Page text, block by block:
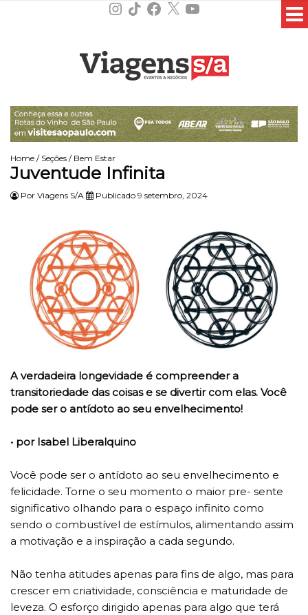
Instagram
TikTokFacebook
X YouTube
Home / Seções / Bem Estar
Juventude Infinita
Por Viagens S/A Publicado 9 setembro, 2024
A verdadeira longevidade é compreender a
transitoriedade das coisas e se divertir com elas. Você
pode ser o antídoto ao seu envelhecimento!
• por Isabel Liberalquino
Você pode ser o antídoto ao seu envelhecimento e
felicidade. Torne o seu momento o maior pre- sente
significativo olhando para o espaço infinito como
sendo o combustível de estímulos, alimentando assim
a motivação e a inspiração a cada segundo.
Não tenha atitudes apenas para fins de algo, mas para
crescer em criatividade, consciência e maturidade de
leveza. O esforço dirigido apenas para algo que terá